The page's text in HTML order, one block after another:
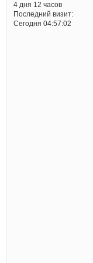
4 дня 12 часов
Последний визит:
Сегодня 04:57:02